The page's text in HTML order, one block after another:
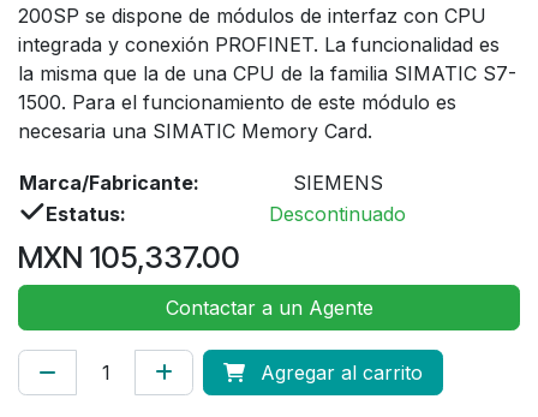
200SP se dispone de módulos de interfaz con CPU
integrada y conexión PROFINET. La funcionalidad es
la misma que la de una CPU de la familia SIMATIC S7-
1500. Para el funcionamiento de este módulo es
necesaria una SIMATIC Memory Card.
Marca/Fabricante:
SIEMENS
Estatus:
Descontinuado
MXN 105,337.00
Contactar a un Agente
Agregar al carrito